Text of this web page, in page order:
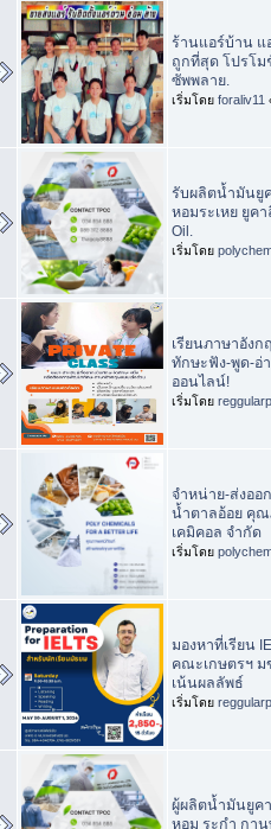
ร้านแอร์บ้าน แ
ถูกที่สุด โปรโ
ซัพพลาย.
เริ่มโดย foraliv11
รับผลิตน้ำมันยู
หอมระเหย ยูค
Oil.
เริ่มโดย
เรียนภาษาอัง
ทักษะฟัง-พูด-อ่
ออนไลน์!
เริ่มโดย
จำหน่าย-ส่งออ
น้ำตาลอ้อย คุณ
เคมิคอล จำกัด
เริ่มโดย
มองหาที่เรียน
คณะเกษตรฯ
เน้นผลลัพธ์
เริ่มโดย
ผู้ผลิตน้ำมันยูค
หอม ระกำ กา